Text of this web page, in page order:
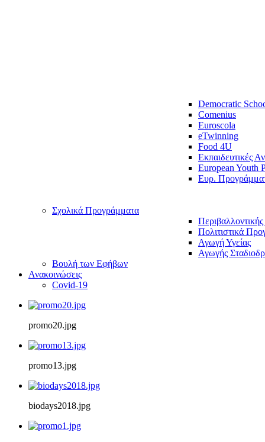
Democratic
Comenius
Euroscola
eTwinning
Food 4U
Εκπαιδευτικές
European Youth
Ευρ.
Σχολικά Προγράμματα
Πολιτιστικά
Αγωγή Υγείας
Αγωγής
Βουλή των Εφήβων
Ανακοινώσεις
Covid-19
promo20.jpg
promo13.jpg
biodays2018.jpg